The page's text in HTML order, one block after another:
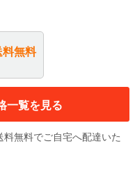
料無料
一覧を見る
無料でご自宅へ配達いた